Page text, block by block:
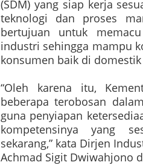
i
T
T
M
a
u
P
e
k
e
r
j
(SDM) yang siap kerja
teknologi dan proses
bertujuan untuk
industri sehingga mampu
konsumen baik di
“Oleh karena itu,
beberapa terobosan
guna penyiapan
kompetensinya yang
sekarang,” kata Dirjen
Achmad Sigit Dwiwahjono